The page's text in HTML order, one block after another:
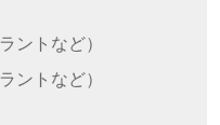
ントなど）
ントなど）